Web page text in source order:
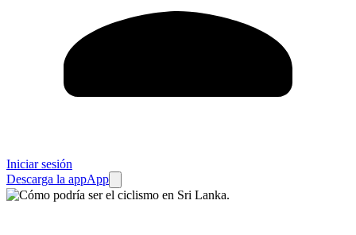
Iniciar sesión
Descarga la appApp